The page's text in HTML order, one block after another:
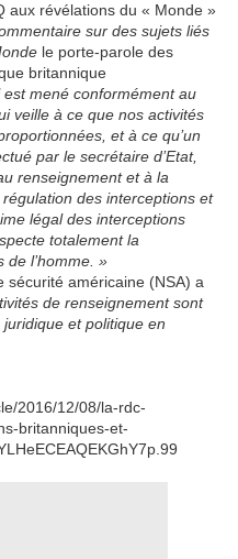
aux révélations du « Monde »
sur des sujets liés
le porte-parole des
britannique
mené conformément au
veille à ce que nos activités
et à ce qu’un
par le secrétaire d’Etat,
renseignement et à la
des interceptions et
légal des interceptions
totalement la
de l’homme. »
sécurité américaine (NSA) a
de renseignement sont
et politique en
2016/12/08/la-rdc-
britanniques-et-